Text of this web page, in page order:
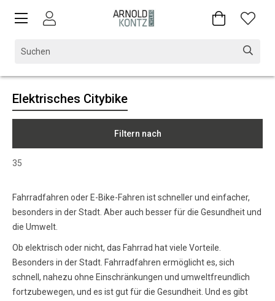
Elektrisches Citybike
Filtern nach
35
Fahrradfahren oder E-Bike-Fahren ist schneller und einfacher,
besonders in der Stadt. Aber auch besser für die Gesundheit und
die Umwelt.
Ob elektrisch oder nicht, das Fahrrad hat viele Vorteile.
Besonders in der Stadt. Fahrradfahren ermöglicht es, sich
schnell, nahezu ohne Einschränkungen und umweltfreundlich
fortzubewegen, und es ist gut für die Gesundheit. Und es gibt